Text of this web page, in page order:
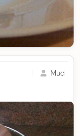
Muci